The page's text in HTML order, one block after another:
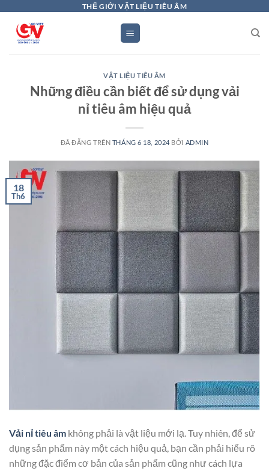
THẾ GIỚI VẬT LIỆU TIÊU ÂM
VẬT LIỆU TIÊU ÂM
Những điều cần biết để sử dụng vải
nỉ tiêu âm hiệu quả
ĐÃ ĐĂNG TRÊN THÁNG 6 18, 2024 BỞI ADMIN
18
Th6
Vải nỉ tiêu âm không phải là vật liệu mới lạ. Tuy nhiên, để sử
dụng sản phẩm này một cách hiệu quả, bạn cần phải hiểu rõ
những đặc điểm cơ bản của sản phẩm cũng như cách lựa